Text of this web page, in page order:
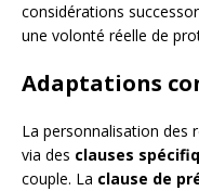
considérations
une volonté réelle de
Adaptations
La personnalisation des
via des clauses
couple. La clause de